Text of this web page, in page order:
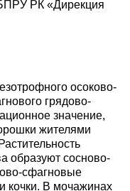
РК «Дирекция
осоково-
грядово-
значение,
жителями
образуют сосново-
сфагновые
кочки. В мочажинах